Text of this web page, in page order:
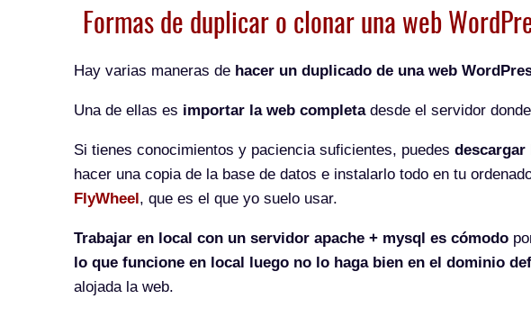
Formas de duplicar o clonar una web
Hay varias maneras de hacer un duplicado de una web
Una de ellas es importar la web completadesde el servidor
Si tienes conocimientos y paciencia suficientes, puedes descargar
hacer una copia de la base de datos e instalarlo todo en tu
FlyWheel, que es el que yo suelo usar.
Trabajar en local con un servidor apache + mysql es cómodo
lo que funcione en local luego no lo haga bien en el dominio
alojada la web.